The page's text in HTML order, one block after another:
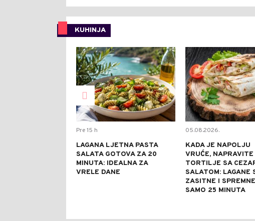
KUHINJA
0
Pre 15 h
LAGANA LJETNA PASTA
SALATA GOTOVA ZA 20
MINUTA: IDEALNA ZA
VRELE DANE
05.08.2026.
KADA JE NAPOLJU
VRUĆE, NAPRAVITE
TORTILJE SA
SALATOM: LAGANE
ZASITNE I
SAMO 25 MINUTA